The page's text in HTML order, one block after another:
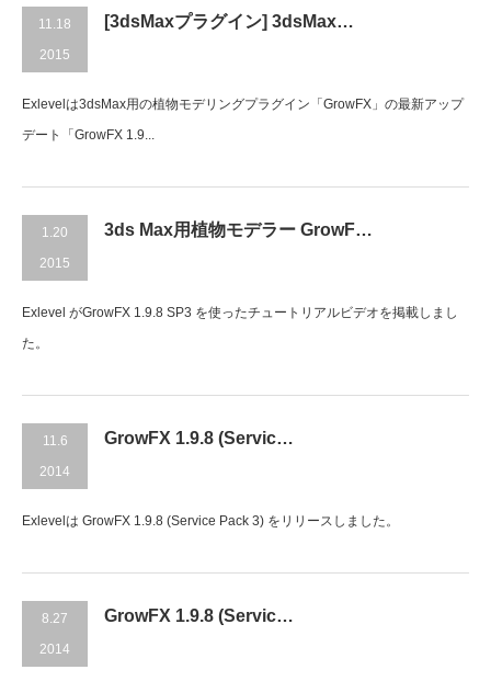
11.18
2015
[3dsMaxプラグイン] 3dsMax…
Exlevelは3dsMax用の植物モデリングプラグイン「GrowFX」の最新アップ
デート「GrowFX 1.9...
1.20
2015
3ds Max用植物モデラー GrowF…
Exlevel がGrowFX 1.9.8 SP3 を使ったチュートリアルビデオを掲載しまし
た。
11.6
2014
GrowFX 1.9.8 (Servic…
Exlevelは GrowFX 1.9.8 (Service Pack 3) をリリースしました。
8.27
2014
GrowFX 1.9.8 (Servic…